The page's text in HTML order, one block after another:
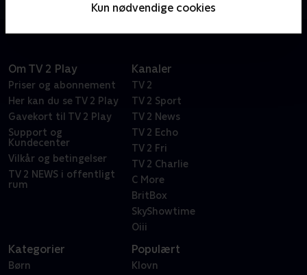
Kun nødvendige cookies
Om TV 2 Play
Priser og abonnement
Her kan du se TV 2 Play
Gavekort til TV 2 Play
Support og
Kundecenter
Vilkår og betingelser
TV 2 NEWS i offentligt
rum
Kanaler
TV 2
TV 2 Sport
TV 2 News
TV 2 Echo
TV 2 Fri
TV 2 Charlie
C More
BritBox
SkyShowtime
Oiii
Kategorier
Børn
Populært
Klovn